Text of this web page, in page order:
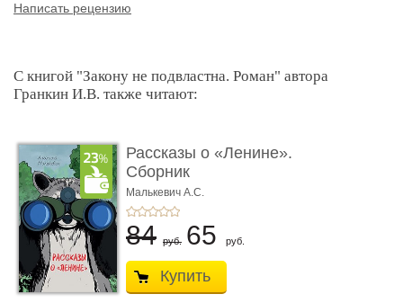
Написать рецензию
С книгой "Закону не подвластна. Роман" автора
Гранкин И.В. также читают:
Рассказы о «Ленине».
Сборник
Малькевич А.С.
84 руб. 65 руб.
Купить